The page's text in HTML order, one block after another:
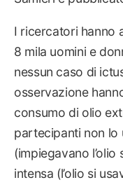
I ricercatori hanno
8 mila uomini e
nessun caso di
osservazione
consumo di olio
partecipanti non lo
(impiegavano
intensa (l’olio si